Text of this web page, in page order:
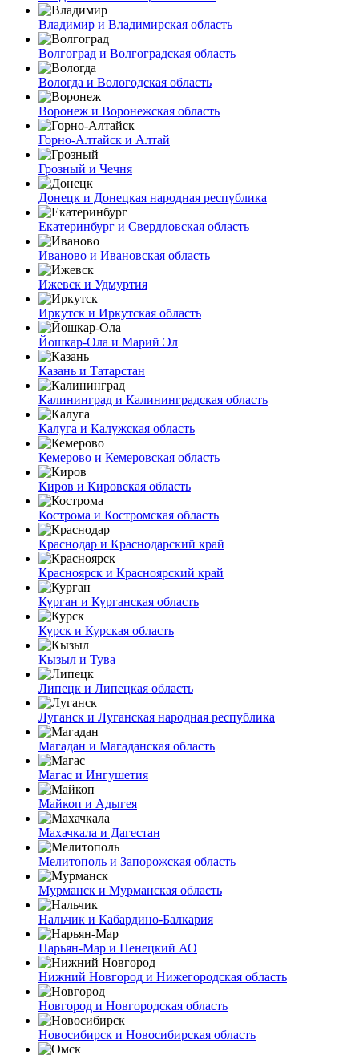
Владимир и Владимирская область
Волгоград и Волгоградская область
Вологда и Вологодская область
Воронеж и Воронежская область
Горно-Алтайск и Алтай
Грозный и Чечня
Донецк и Донецкая народная республика
Екатеринбург и Свердловская область
Иваново и Ивановская область
Ижевск и Удмуртия
Иркутск и Иркутская область
Йошкар-Ола и Марий Эл
Казань и Татарстан
Калининград и Калининградская область
Калуга и Калужская область
Кемерово и Кемеровская область
Киров и Кировская область
Кострома и Костромская область
Краснодар и Краснодарский край
Красноярск и Красноярский край
Курган и Курганская область
Курск и Курская область
Кызыл и Тува
Липецк и Липецкая область
Луганск и Луганская народная республика
Магадан и Магаданская область
Магас и Ингушетия
Майкоп и Адыгея
Махачкала и Дагестан
Мелитополь и Запорожская область
Мурманск и Мурманская область
Нальчик и Кабардино-Балкария
Нарьян-Мар и Ненецкий АО
Нижний Новгород и Нижегородская область
Новгород и Новгородская область
Новосибирск и Новосибирская область